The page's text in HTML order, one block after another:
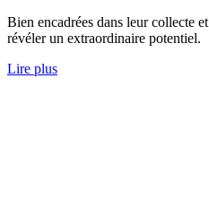
Bien encadrées dans leur collecte
révéler un extraordinaire potentiel.
Lire plus